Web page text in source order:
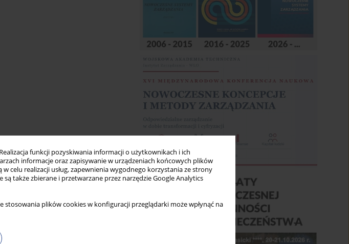
funkcji pozyskiwania informacji o użytkownikach i ich
informacje oraz zapisywanie w urządzeniach końcowych plików
celu realizacji usług, zapewnienia wygodnego korzystania ze strony
są także zbierane i przetwarzane przez narzędzie Google Analytics
stosowania plików cookies w konfiguracji przeglądarki może wpłynąć na